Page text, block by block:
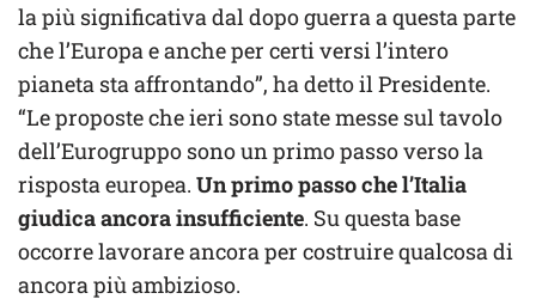
la più significativa dal dopo guerra a questa parte
che l’Europa e anche per certi versi l’intero
pianeta sta affrontando”, ha detto il Presidente.
“Le proposte che ieri sono state messe sul tavolo
dell’Eurogruppo sono un primo passo verso la
risposta europea. Un primo passo che l’Italia
giudica ancora insufficiente. Su questa base
occorre lavorare ancora per costruire qualcosa di
ancora più ambizioso.